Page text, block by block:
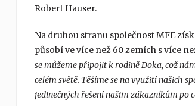
Robert Hauser.
Na druhou stranu společnost MFE
působí ve více než 60 zemích s více
se můžeme připojit k rodině Doka, což
celém světě. Těšíme se na využití našich
jedinečných řešení našim zákazníkům po